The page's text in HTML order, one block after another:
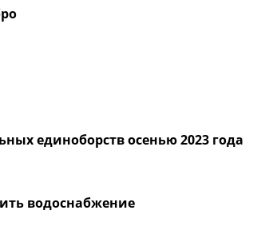
единоборств осенью 2023 года
водоснабжение